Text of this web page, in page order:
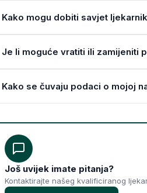
Kako mogu dobiti savjet
Je li moguće vratiti ili zamijeniti
Kako se čuvaju podaci o mojoj
Još uvijek imate pitanja?
Kontaktirajte našeg kvalificiranog